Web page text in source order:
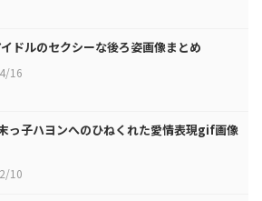
ドルのセクシーな後ろ姿画像まとめ
16
っ子ハヨンへのひねくれた愛情表現gif画像
10